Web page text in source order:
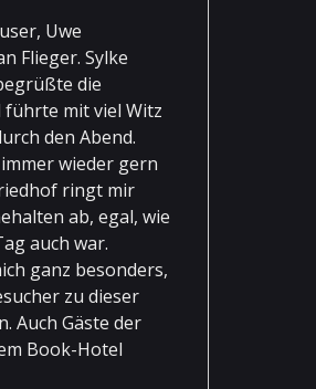
Uwe
Flieger. Sylke
die
führte mit viel Witz
den Abend.
wieder gern
ringt mir
ab, egal, wie
auch war.
ganz besonders,
zu dieser
Auch Gäste der
Book-Hotel